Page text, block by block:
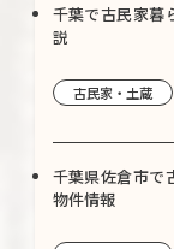
千葉で古民家暮
説
古民家・土蔵
千葉県佐倉市で
物件情報